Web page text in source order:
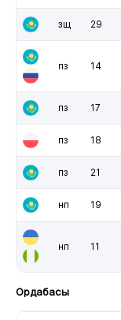
зщ 29
пз 14
пз 17
пз 18
пз 21
нп 19
нп 11
Ордабасы